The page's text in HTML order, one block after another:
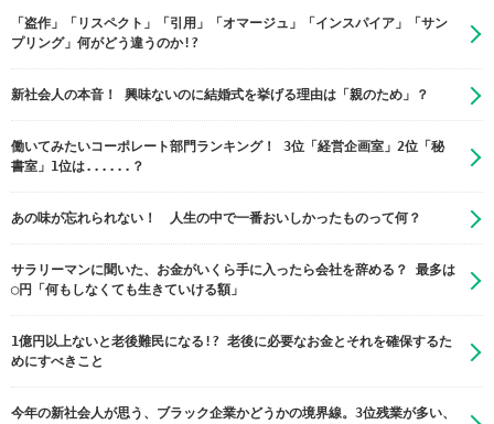
「盗作」「リスペクト」「引用」「オマージュ」「インスパイア」「サン
プリング」何がどう違うのか!?
新社会人の本音！ 興味ないのに結婚式を挙げる理由は「親のため」？
働いてみたいコーポレート部門ランキング！ 3位「経営企画室」2位「秘
書室」1位は......？
あの味が忘れられない！ 人生の中で一番おいしかったものって何？
サラリーマンに聞いた、お金がいくら手に入ったら会社を辞める？ 最多は
◯円「何もしなくても生きていける額」
1億円以上ないと老後難民になる!? 老後に必要なお金とそれを確保するた
めにすべきこと
今年の新社会人が思う、ブラック企業かどうかの境界線。3位残業が多い、